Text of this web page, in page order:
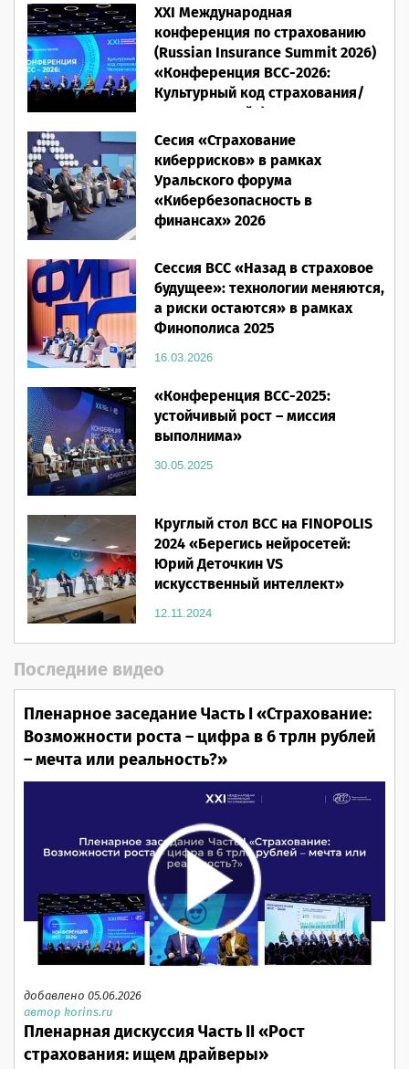
XXI Международная
конференция по страхованию
(Russian Insurance Summit 2026)
«Конференция ВСС-2026:
Культурный код страхования/
Человеческий фактор»
28.05.2026
Сесия «Страхование
киберрисков» в рамках
Уральского форума
«Кибербезопасность в
финансах» 2026
Сессия ВСС «Назад в страховое
будущее»: технологии меняются,
а риски остаются» в рамках
Финополиса 2025
16.03.2026
«Конференция ВСС-2025:
устойчивый рост – миссия
выполнима»
30.05.2025
Круглый стол ВСС на FINOPOLIS
2024 «Берегись нейросетей:
Юрий Деточкин VS
искусственный интеллект»
12.11.2024
Последние видео
Пленарное заседание Часть I «Страхование:
Возможности роста – цифра в 6 трлн рублей
– мечта или реальность?»
добавлено 05.06.2026
автор korins.ru
Пленарная дискуссия Часть II «Рост
страхования: ищем драйверы»